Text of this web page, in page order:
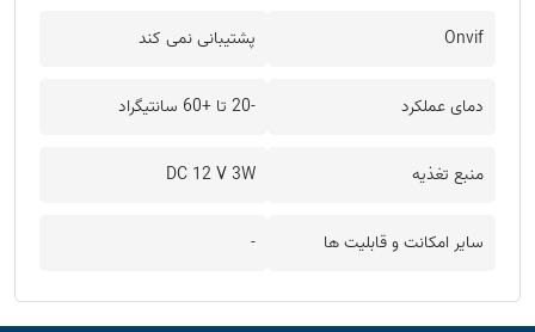
Onvif پشتیبانی نمی کند
دمای عملکرد -20 تا +60 سانتیگراد
منبع تغذیه DC 12 V 3W
سایر امکانت و قابلیت ها -